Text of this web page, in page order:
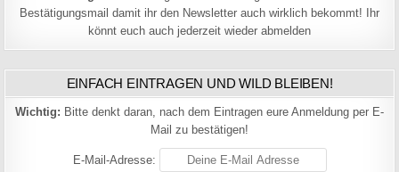
Bestätigungsmail damit ihr den Newsletter auch wirklich bekommt! Ihr
könnt euch auch jederzeit wieder abmelden
EINFACH EINTRAGEN UND WILD BLEIBEN!
Wichtig: Bitte denkt daran, nach dem Eintragen eure Anmeldung per E-
Mail zu bestätigen!
E-Mail-Adresse: